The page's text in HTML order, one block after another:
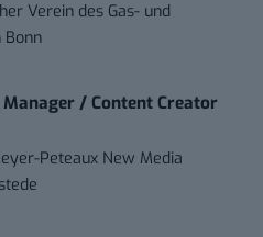
Verein des Gas- und
Bonn
/ Content Creator
Peteaux New Media